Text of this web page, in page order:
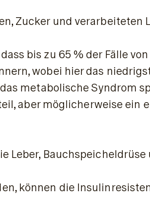
Zucker und
bis zu 65 % der Fälle
wobei hier das
metabolische Syndrom
aber möglicherweise
Leber,
können die